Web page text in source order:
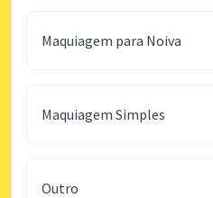
Maquiagem para Noiva
Maquiagem Simples
Outro